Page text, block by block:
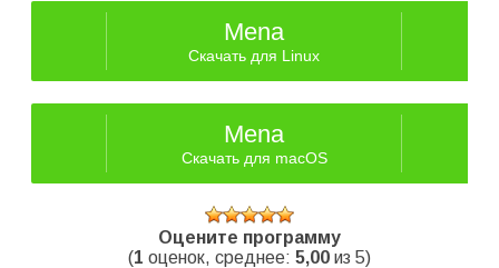
Mena
Скачать для Linux
Mena
Скачать для macOS
Оцените программу
(1 оценок, среднее: 5,00 из 5)